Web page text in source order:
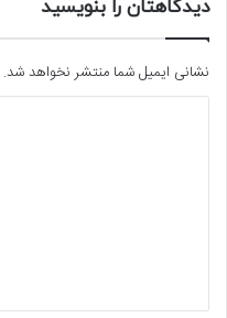
دیدگاهتان را بنویسید
نشانی ایمیل شما منتشر نخواهد شد.
*